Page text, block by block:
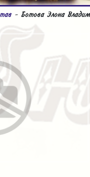
- Ботова Элона